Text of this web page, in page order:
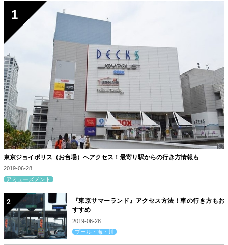
東京ジョイポリス（お台場）へアクセス！最寄り駅からの行き方情報も
2019-06-28
アミューズメント
『東京サマーランド』アクセス方法！車の行き方もお
すすめ
2019-06-28
プール・海・川